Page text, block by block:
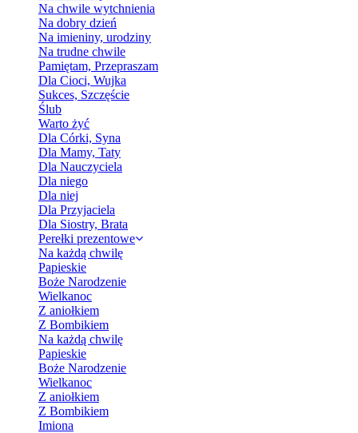
Na chwile wytchnienia
Na dobry dzień
Na imieniny, urodziny
Na trudne chwile
Pamiętam, Przepraszam
Dla Cioci, Wujka
Sukces, Szczęście
Ślub
Warto żyć
Dla Córki, Syna
Dla Mamy, Taty
Dla Nauczyciela
Dla niego
Dla niej
Dla Przyjaciela
Dla Siostry, Brata
Perełki prezentowe
Na każdą chwilę
Papieskie
Boże Narodzenie
Wielkanoc
Z aniołkiem
Z Bombikiem
Na każdą chwilę
Papieskie
Boże Narodzenie
Wielkanoc
Z aniołkiem
Z Bombikiem
Imiona